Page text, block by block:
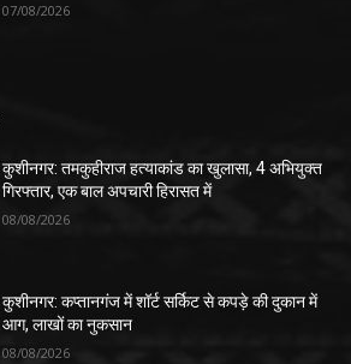
07/08/2026
कुशीनगर: तमकुहीराज हत्याकांड का खुलासा, 4 अभियुक्त
गिरफ्तार, एक बाल अपचारी हिरासत में
08/08/2026
कुशीनगर: कप्तानगंज में शॉर्ट सर्किट से कपड़े की दुकान में
आग, लाखों का नुकसान
08/08/2026